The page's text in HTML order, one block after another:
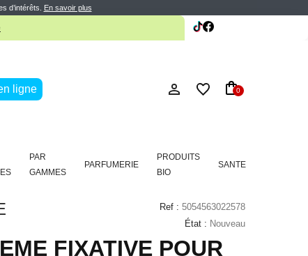
d’intérêts. En savoir plus
ligne 0
PAR
GAMMES
PARFUMERIE
PRODUITS
BIO
SANTE
Ref : 5054563022578
État : Nouveau
FIXATIVE POUR